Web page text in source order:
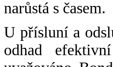
narůstá s časem.
U přísluní a
odhad